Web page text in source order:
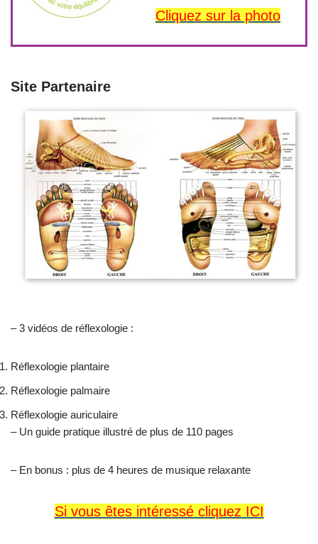
Cliquez sur la photo
Site Partenaire
– 3 vidéos de réflexologie :
Réflexologie plantaire
Réflexologie palmaire
Réflexologie auriculaire
– Un guide pratique illustré de plus de 110 pages
– En bonus : plus de 4 heures de musique relaxante
Si vous êtes intéressé cliquez ICI